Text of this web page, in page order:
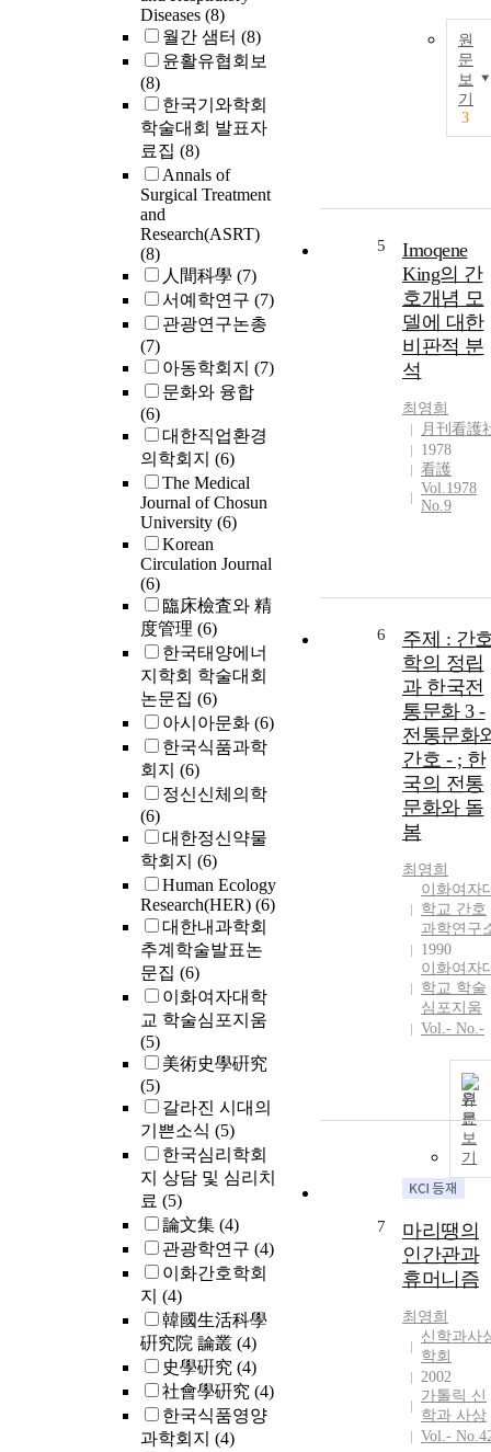
Diseases (8)
월간 샘터 (8)
윤활유협회보
(8)
한국기와학회
학술대회 발표자
료집 (8)
Annals of
Surgical Treatment
and
Research(ASRT)
(8)
人間科學 (7)
서예학연구 (7)
관광연구논총
(7)
아동학회지 (7)
문화와 융합
(6)
대한직업환경
의학회지 (6)
The Medical
Journal of Chosun
University (6)
Korean
Circulation Journal
(6)
臨床檢査와 精
度管理 (6)
한국태양에너
지학회 학술대회
논문집 (6)
아시아문화 (6)
한국식품과학
회지 (6)
정신신체의학
(6)
대한정신약물
학회지 (6)
Human Ecology
Research(HER) (6)
대한내과학회
추계학술발표논
문집 (6)
이화여자대학
교 학술심포지움
(5)
美術史學硏究
(5)
갈라진 시대의
기쁜소식 (5)
한국심리학회
지 상담 및 심리치
료 (5)
論文集 (4)
관광학연구 (4)
이화간호학회
지 (4)
韓國生活科學
硏究院 論叢 (4)
史學硏究 (4)
社會學硏究 (4)
한국식품영양
과학회지 (4)
follow up and
they were also
assessed for
medications,
panic
Results : After
of PCP, both
s alone group
and
s and
combination
group showed
significant
improvement
(P<0.001) in
the results of
discontinued
and 90.9% of
patients were
HES at post-
treatment. 70
of patients
in HES at 3
month, 6
and 12 month
follow up. The
patients who
could not
discontinue
medication
tapered their
medication
afterwards. The
rate of
discontinuing
medication
significantly
higher for the
patients using
s alone
using
s and
Conclusion :
These findings
support
cognitive
behavioral
therapy can
원
문
보
기
3
5
Imoqene
King의 간
호개념 모
델에 대한
비판적 분
석
최영희
月刊看護
1978
看護
Vol.1978
No.9
6
주제 : 간
학의 정립
과 한국전
통문화 3 -
전통문화
간호 - ; 한
국의 전통
문화와 돌
봄
최영희
이화여자
학교 간호
과학연구
1990
이화여자
학교 학술
심포지움
Vol.- No.-
원
문
보
기
7
마리땡의
인간관과
휴머니즘
최영희
신학과사
학회
2002
가톨릭 신
학과 사상
Vol.-